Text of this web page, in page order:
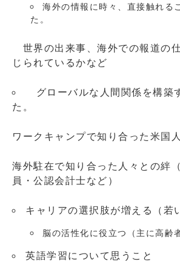
海外の情報に時々、直接触れる
た。
世界の出来事、海外での報道の
じられているかなど
グローバルな人間関係を構築
た。
ワークキャンプで知り合った米国
海外駐在で知り合った人々との絆
員・公認会計士など）
キャリアの選択肢が増える（若
脳の活性化に役立つ（主に高齢
英語学習について思うこと